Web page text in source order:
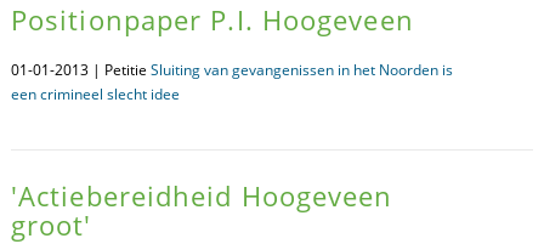
Positionpaper P.I. Hoogeveen
01-01-2013 | Petitie Sluiting van gevangenissen in het Noorden is
een crimineel slecht idee
'Actiebereidheid Hoogeveen
groot'